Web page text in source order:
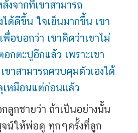
งจากที่เขาสามารถ
ได้ดีขึ้น ใจเย็นมากขึ้น เขา
อบอกว่า เขาคิดว่าเขาไม่
กตะปูอีกแล้ว เพราะเขา
ขาสามารถควบคุมตัวเองได้
เหมือนแต่ก่อนแล้ว
ลูกชายว่า ถ้าเป็นอย่างนั้น
จน์ให้พ่อดู ทุกๆครั้งที่ลูก